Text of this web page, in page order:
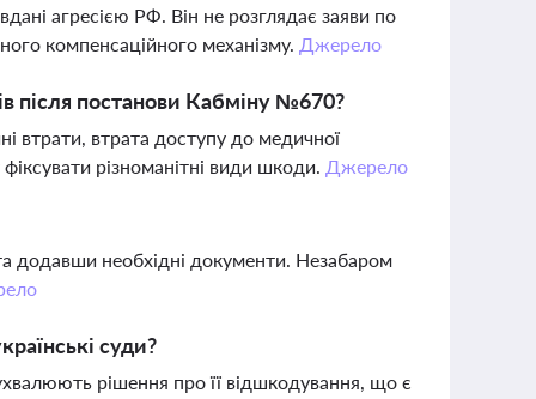
агресією РФ. Він не розглядає заяви по
компенсаційного механізму. Джерело
після постанови Кабміну №670?
втрати, втрата доступу до медичної
різноманітні види шкоди. Джерело
додавши необхідні документи. Незабаром
суди?
рішення про її відшкодування, що є